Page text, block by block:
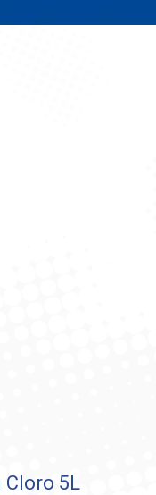
Cloro 5L